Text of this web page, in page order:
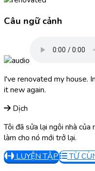
Câu ngữ cảnh
I've renovated my house.
it new again.
Dịch
Tôi đã sửa lại ngôi nhà của
làm cho nó mới trở lại.
LUYỆN TẬP
TỪ